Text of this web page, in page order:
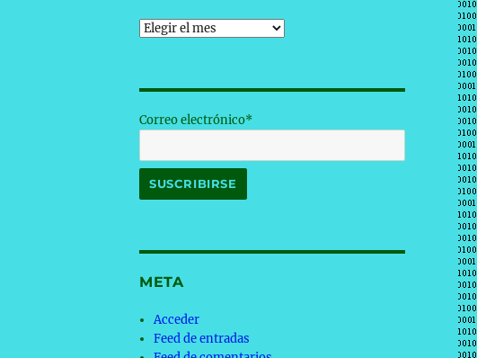
Archivos
Correo electrónico*
META
Acceder
Feed de entradas